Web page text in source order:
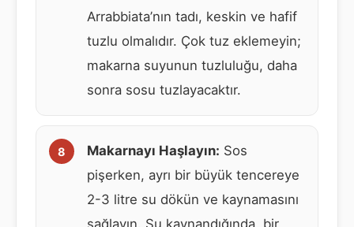
Arrabbiata’nın tadı, keskin ve hafif
tuzlu olmalıdır. Çok tuz eklemeyin;
makarna suyunun tuzluluğu, daha
sonra sosu tuzlayacaktır.
Makarnayı Haşlayın: Sos
pişerken, ayrı bir büyük tencereye
2-3 litre su dökün ve kaynamasını
sağlayın. Su kaynandığında, bir